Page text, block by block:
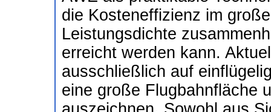
die Kosteneffizienz im
Leistungsdichte
erreicht werden kann.
ausschließlich auf
eine große Flugbahnfläche